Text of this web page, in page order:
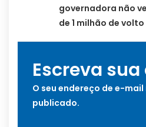
governadora não
de 1 milhão de
Escreva
O seu endereço de e-mail
publicado.